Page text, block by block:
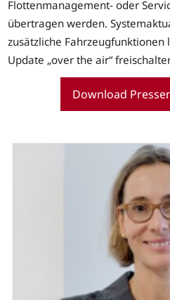
Flottenmanagement- oder
übertragen werden.
zusätzliche Fahrzeugfunktionen
Update „over the air“
Download